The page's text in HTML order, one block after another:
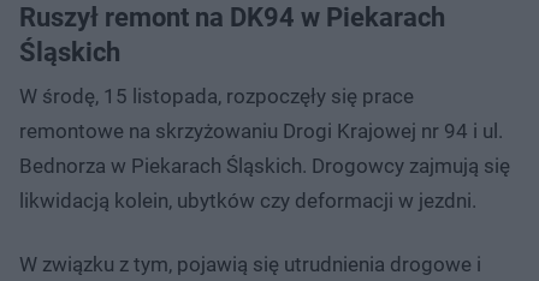
Ruszył remont na DK94 w Piekarach
Śląskich
W środę, 15 listopada, rozpoczęły się prace
remontowe na skrzyżowaniu Drogi Krajowej nr 94 i ul.
Bednorza w Piekarach Śląskich. Drogowcy zajmują się
likwidacją kolein, ubytków czy deformacji w jezdni.
W związku z tym, pojawią się utrudnienia drogowe i